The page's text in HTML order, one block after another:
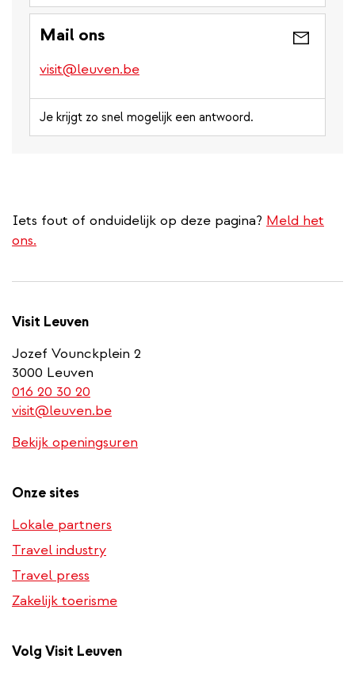
is
number)
Mail ons
visit@leuven.be
Je krijgt zo snel mogelijk een antwoord.
Iets fout of onduidelijk op deze pagina? Meld het
ons.
Visit Leuven
Jozef Vounckplein 2
3000 Leuven
016 20 30 20
is
phone
visit@leuven.be
Bekijk openingsuren
Onze sites
Lokale partners
Travel industry
Travel press
Zakelijk toerisme
Volg Visit Leuven